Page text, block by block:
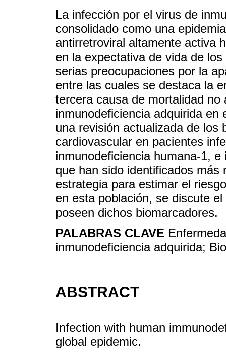
La infección por el virus de
consolidado como una
antirretroviral altamente activa
en la expectativa de vida de
serias preocupaciones por la
entre las cuales se destaca la
tercera causa de mortalidad
inmunodeficiencia adquirida
una revisión actualizada de los
cardiovascular en pacientes
inmunodeficiencia humana-1,
que han sido identificados
estrategia para estimar el
en esta población, se discute
poseen dichos biomarcadores.
PALABRAS CLAVE
inmunodeficiencia adquirida;
ABSTRACT
Infection with human
global epidemic.